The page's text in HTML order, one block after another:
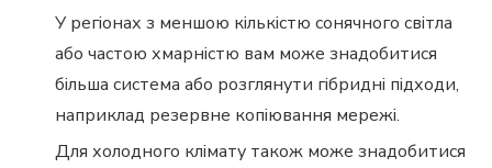
У регіонах з меншою кількістю сонячного світла
або частою хмарністю вам може знадобитися
більша система або розглянути гібридні підходи,
наприклад резервне копіювання мережі.
Для холодного клімату також може знадобитися